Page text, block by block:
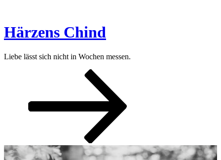
springen
Härzens Chind
Liebe lässt sich nicht in Wochen messen.